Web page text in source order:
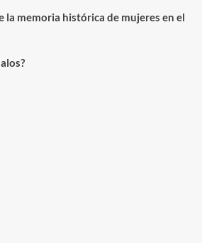
la memoria histórica de mujeres en el